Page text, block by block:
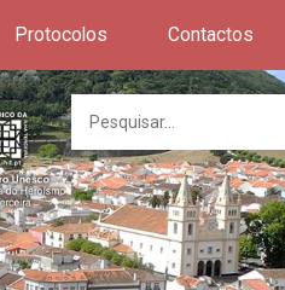
Protocolos Contactos